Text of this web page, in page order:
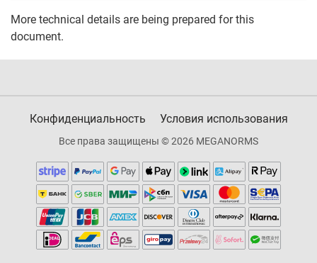
More technical details are being prepared for this
document.
Конфиденциальность Условия использования
Все права защищены © 2026 MEGANORMS